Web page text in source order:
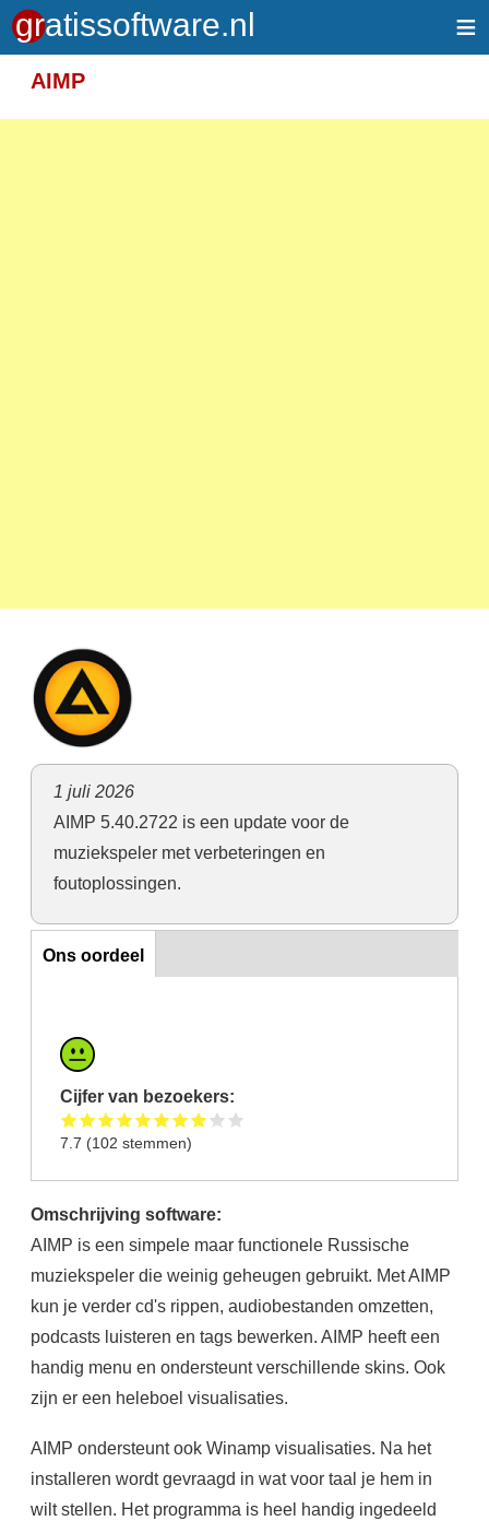
≡
AIMP
1 juli 2026
AIMP 5.40.2722 is een update voor de
muziekspeler met verbeteringen en
foutoplossingen.
Horizontal Tabs
Ons oordeel
Cijfer van bezoekers:
7.7 (102 stemmen)
Omschrijving software:
AIMP is een simpele maar functionele Russische
muziekspeler die weinig geheugen gebruikt. Met AIMP
kun je verder cd's rippen, audiobestanden omzetten,
podcasts luisteren en tags bewerken. AIMP heeft een
handig menu en ondersteunt verschillende skins. Ook
zijn er een heleboel visualisaties.
AIMP ondersteunt ook Winamp visualisaties. Na het
installeren wordt gevraagd in wat voor taal je hem in
wilt stellen. Het programma is heel handig ingedeeld